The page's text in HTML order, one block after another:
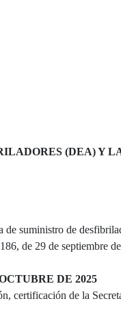
(DEA) Y
suministro de
de 29 de septiembre
DE 2025
certificación de la